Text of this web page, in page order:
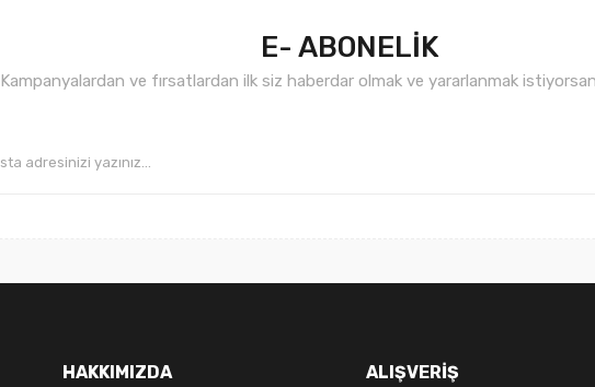
E- ABONELİK
Kampanyalardan ve fırsatlardan ilk siz haberdar olmak ve yararlanmak
HAKKIMIZDA ALIŞVERİŞ